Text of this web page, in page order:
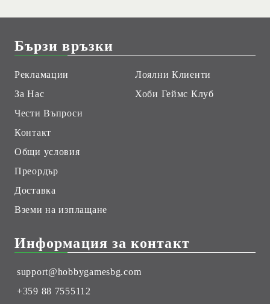
Бързи връзки
Рекламации
За Нас
Чести Въпроси
Контакт
Общи условия
Преордър
Доставка
Вземи на изплащане
Лоялни Клиенти
Хоби Геймс Клуб
Информация за контакт
support@hobbygamesbg.com
+359 88 7555112